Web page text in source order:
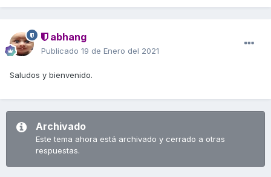
abhang
Publicado 19 de Enero del 2021
Saludos y bienvenido.
Archivado
Este tema ahora está archivado y cerrado a otras
respuestas.